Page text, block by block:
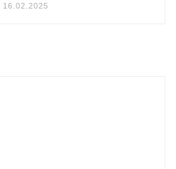
16.02.2025